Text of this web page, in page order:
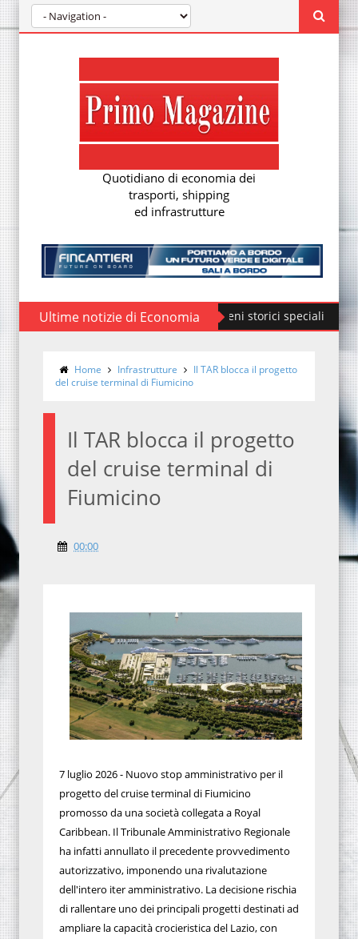
Quotidiano di economia dei
trasporti, shipping
ed infrastrutture
Ultime notizie di Economia
Fondazione FS, nuovi treni storici speciali
Home Infrastrutture
Il TAR blocca il progetto
del cruise terminal di Fiumicino
Il TAR blocca il progetto
del cruise terminal di
Fiumicino
00:00
7 luglio 2026 - Nuovo stop amministrativo per il
progetto del cruise terminal di Fiumicino
promosso da una società collegata a Royal
Caribbean. Il Tribunale Amministrativo Regionale
ha infatti annullato il precedente provvedimento
autorizzativo, imponendo una rivalutazione
dell'intero iter amministrativo. La decisione rischia
di rallentare uno dei principali progetti destinati ad
ampliare la capacità crocieristica del Lazio, con